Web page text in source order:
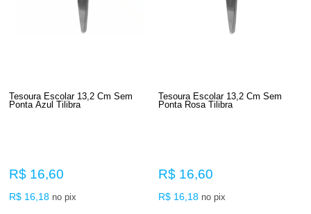
Tesoura Escolar 13,2 Cm Sem
Ponta Azul Tilibra
R$ 16,60
R$ 16,18 no pix
Tesoura Escolar 13,2 Cm Sem
Ponta Rosa Tilibra
R$ 16,60
R$ 16,18 no pix